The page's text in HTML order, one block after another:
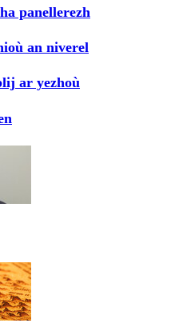
panellerezh
an niverel
ar yezhoù